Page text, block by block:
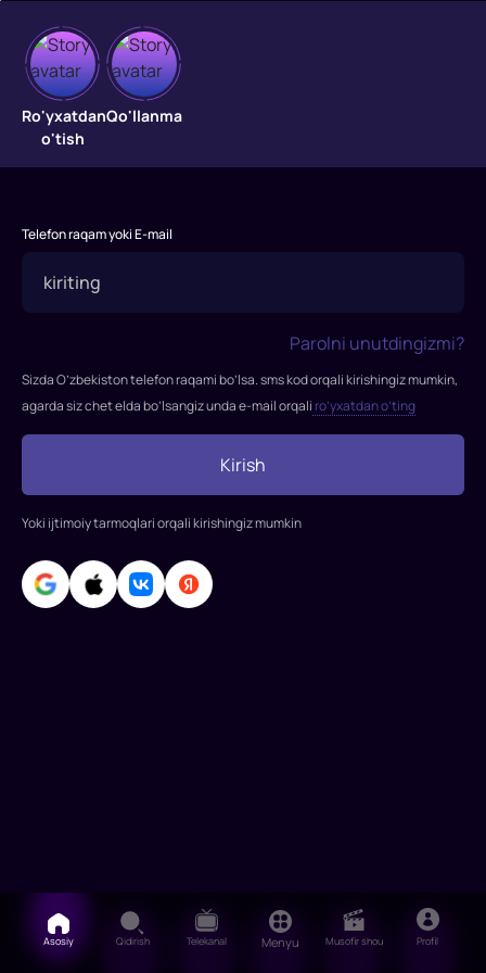
Desert
Desert
Ro'yxatdan
o'tish
Qo'llanma
Telefon raqam yoki E-mail
Parolni unutdingizmi?
Sizda O’zbekiston telefon raqami bo’lsa. sms kod orqali kirishingiz mumkin,
agarda siz chet elda bo’lsangiz unda e-mail orqali ro’yxatdan o’ting
Kirish
Yoki ijtimoiy tarmoqlari orqali kirishingiz mumkin
Asosiy Qidirish Telekanal Menyu Musofir shou Profil